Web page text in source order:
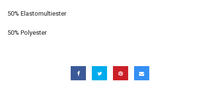
50% Elastomultiester
50% Polyester